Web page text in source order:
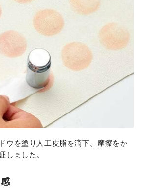
ウを塗り人工皮脂を滴下。摩擦をか
しました。